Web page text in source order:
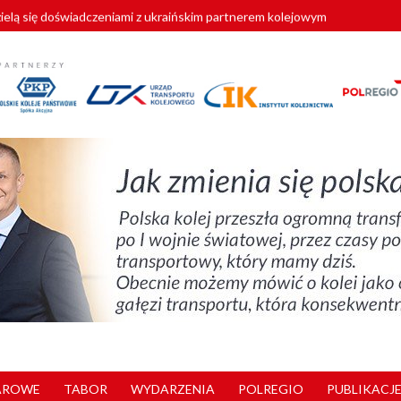
się doświadczeniami z ukraińskim partnerem kolejowym
Vectrony na 230 km/h
pociągi od PESA. Sześć nowoczesnych ELF-ów wyjedzie na tory w
180 nowych pracowników drużyn pociągowych od początku roku
TABOR WYDARZENIA POLREGIO